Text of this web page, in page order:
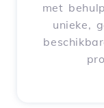
met
unieke,